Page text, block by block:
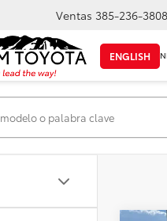
ENGLISH
Ventas 385-236-3808